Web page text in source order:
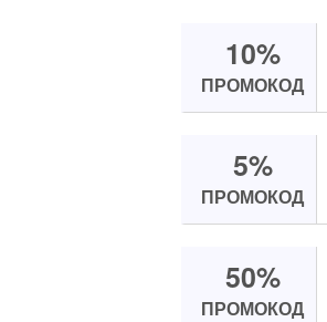
10%
ПРОМОКОД
5%
ПРОМОКОД
50%
ПРОМОКОД